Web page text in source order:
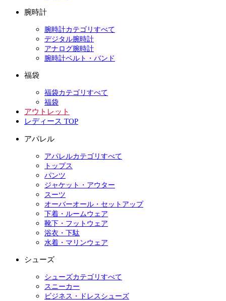
腕時計
腕時計カテゴリすべて
デジタル腕時計
アナログ腕時計
腕時計ベルト・バンド
福袋
福袋カテゴリすべて
福袋
アウトレット
レディース TOP
アパレル
アパレルカテゴリすべて
トップス
パンツ
ジャケット・アウター
スーツ
オーバーオール・セットアップ
下着・ルームウェア
靴下・フットウェア
浴衣・下駄
水着・マリンウェア
シューズ
シューズカテゴリすべて
スニーカー
ビジネス・ドレスシューズ